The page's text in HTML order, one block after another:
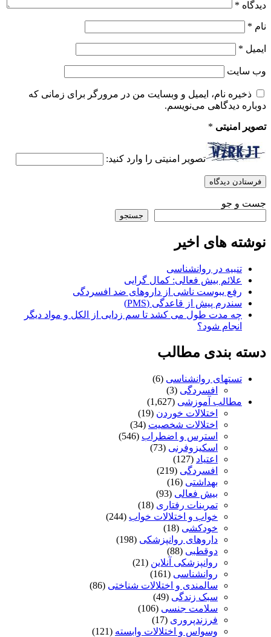
دیدگاه *
نام *
ایمیل *
وب‌ سایت
ذخیره نام، ایمیل و وبسایت من در مرورگر برای زمانی که
دوباره دیدگاهی می‌نویسم.
تصویر امنیتی *
تصویر امنیتی را وارد کنید:
جست و جو
جستجو
نوشته های اخیر
تنبیه در روانشناسی
علائم بیش فعالی: کمال گرایی
رفع یبوست ناشی از داروهای ضد افسردگی
سندرم پیش از قاعدگی (PMS)
چه مدت طول می کشد تا سم زدایی از الکل و مواد دیگر
انجام شود؟
دسته بندی مطالب
تستهای روانشناسی (6)
افسردگی (3)
مطالب آموزشی (1,627)
اختلالات خوردن (19)
اختلالات شخصیت (34)
استرس و اضطراب (546)
اسکیزوفرنی (73)
اعتیاد (127)
افسردگی (219)
بهداشتی (16)
بیش فعالی (93)
تمرینات رفتاری (18)
خواب و اختلالات خواب (244)
خودکشی (18)
داروهای روانپزشکی (198)
دوقطبی (88)
روانپزشکی آنلاین (21)
روانشناسی (161)
سالمندی و اختلالات شناختی (86)
سبک زندگی (49)
سلامت جنسی (106)
فرزندپروری (17)
وسواس و اختلالات وابسته (121)